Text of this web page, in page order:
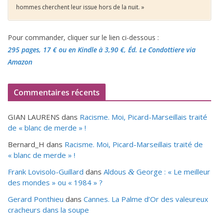
hommes cherchent leur issue hors de la nuit. »
Pour commander, cliquer sur le lien ci-dessous :
295 pages, 17 €ou en Kindle à 3,90 €, Éd. Le Condottiere via
Amazon
Commentaires récents
GIAN LAURENS dans Racisme. Moi, Picard-Marseillais traité
de « blanc de merde » !
Bernard_H dans Racisme. Moi, Picard-Marseillais traité de
« blanc de merde » !
Frank Lovisolo-Guillard dans Aldous & George : « Le meilleur
des mondes » ou « 1984 » ?
Gerard Ponthieu dans Cannes. La Palme d’Or des valeureux
cracheurs dans la soupe